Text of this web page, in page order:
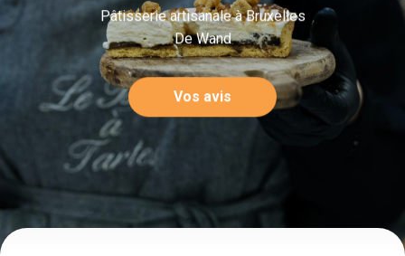
Pâtisserie artisanale à Bruxelles
De Wand
Vos avis